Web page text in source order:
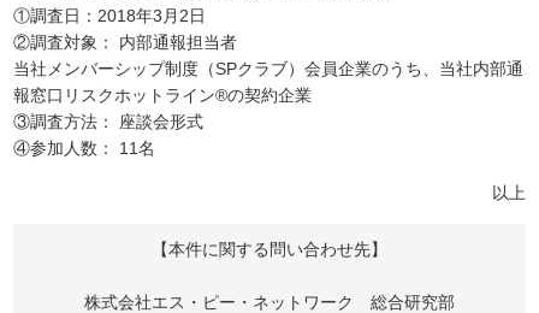
①調査日：2018年3月2日
②調査対象： 内部通報担当者
当社メンバーシップ制度（SPクラブ）会員企業のうち、当社内部通
報窓口リスクホットライン®の契約企業
③調査方法： 座談会形式
④参加人数： 11名
以上
【本件に関する問い合わせ先】
株式会社エス・ピー・ネットワーク 総合研究部